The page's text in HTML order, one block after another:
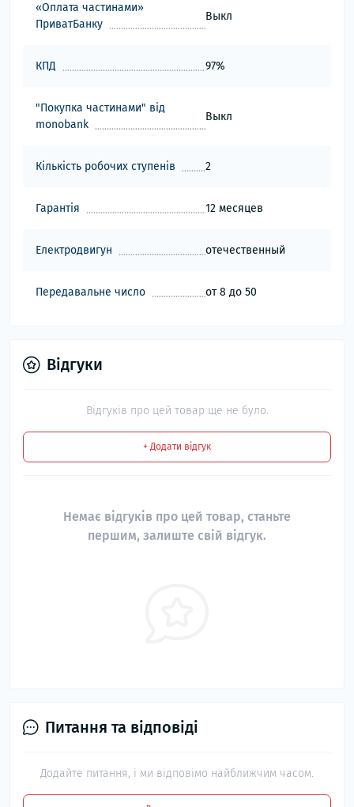
«Оплата частинами»
ПриватБанку
Выкл
КПД 97%
"Покупка частинами" від
monobank
Выкл
Кількість робочих ступенів 2
Гарантія 12 месяцев
Електродвигун отечественный
Передавальне число от 8 до 50
Відгуки
Відгуків про цей товар ще не було.
+ Додати відгук
Немає відгуків про цей товар, станьте
першим, залиште свій відгук.
Питання та відповіді
Додайте питання, і ми відповімо найближчим часом.